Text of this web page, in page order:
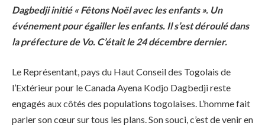
Dagbedji initié « Fêtons Noël avec les enfants ». Un
événement pour égailler les enfants. Il s’est déroulé dans
la préfecture de Vo. C’était le 24 décembre dernier.
Le Représentant, pays du Haut Conseil des Togolais de
l’Extérieur pour le Canada Ayena Kodjo Dagbedji reste
engagés aux côtés des populations togolaises. L’homme fait
parler son cœur sur tous les plans. Son souci, c’est de venir en